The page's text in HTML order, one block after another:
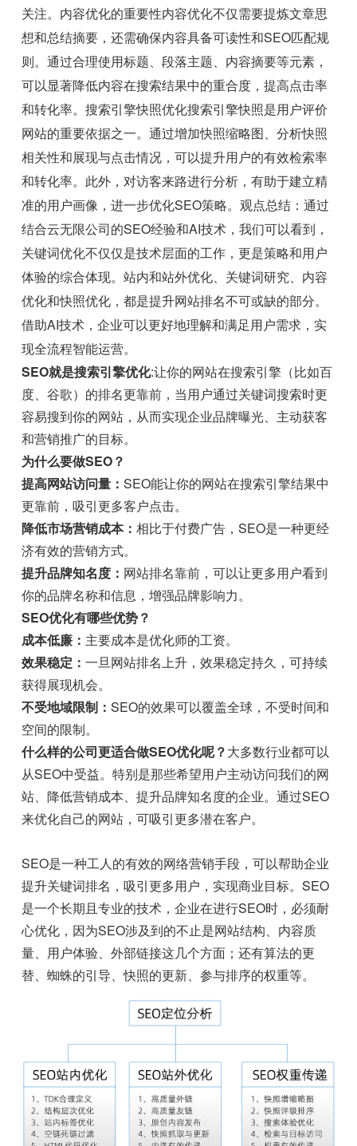
关注。内容优化的重要性内容优化不仅需要提炼文章思
想和总结摘要，还需确保内容具备可读性和SEO匹配规
则。通过合理使用标题、段落主题、内容摘要等元素，
可以显著降低内容在搜索结果中的重合度，提高点击率
和转化率。搜索引擎快照优化搜索引擎快照是用户评价
网站的重要依据之一。通过增加快照缩略图、分析快照
相关性和展现与点击情况，可以提升用户的有效检索率
和转化率。此外，对访客来路进行分析，有助于建立精
准的用户画像，进一步优化SEO策略。观点总结：通过
结合云无限公司的SEO经验和AI技术，我们可以看到，
关键词优化不仅仅是技术层面的工作，更是策略和用户
体验的综合体现。站内和站外优化、关键词研究、内容
优化和快照优化，都是提升网站排名不可或缺的部分。
借助AI技术，企业可以更好地理解和满足用户需求，实
现全流程智能运营。
SEO就是搜索引擎优化:让你的网站在搜索引擎（比如百
度、谷歌）的排名更靠前，当用户通过关键词搜索时更
容易搜到你的网站，从而实现企业品牌曝光、主动获客
和营销推广的目标。
为什么要做SEO？
提高网站访问量：SEO能让你的网站在搜索引擎结果中
更靠前，吸引更多客户点击。
降低市场营销成本：相比于付费广告，SEO是一种更经
济有效的营销方式。
提升品牌知名度： 网站排名靠前，可以让更多用户看到
你的品牌名称和信息，增强品牌影响力。
SEO优化有哪些优势？
成本低廉： 主要成本是优化师的工资。
效果稳定：一旦网站排名上升，效果稳定持久，可持续
获得展现机会。
不受地域限制：SEO的效果可以覆盖全球，不受时间和
空间的限制。
什么样的公司更适合做SEO优化呢？大多数行业都可以
从SEO中受益。特别是那些希望用户主动访问我们的网
站、降低营销成本、提升品牌知名度的企业。通过SEO
来优化自己的网站，可吸引更多潜在客户。
SEO是一种工人的有效的网络营销手段，可以帮助企业
提升关键词排名，吸引更多用户，实现商业目标。SEO
是一个长期且专业的技术，企业在进行SEO时，必须耐
心优化，因为SEO涉及到的不止是网站结构、内容质
量、用户体验、外部链接这几个方面；还有算法的更
替、蜘蛛的引导、快照的更新、参与排序的权重等。